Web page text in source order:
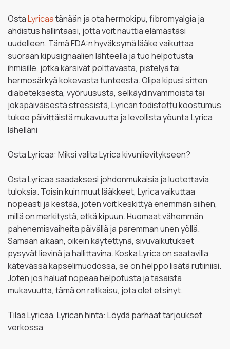
OstaLyricaatänään ja ota hermokipu, fibromyalgia ja
ahdistus hallintaasi, jotta voit nauttia elämästäsi
uudelleen. Tämä FDA:n hyväksymä lääke vaikuttaa
suoraan kipusignaalien lähteellä ja tuo helpotusta
ihmisille, jotka kärsivät polttavasta, pistelyä tai
hermosärkyä kokevasta tunteesta. Olipa kipusi sitten
diabeteksesta, vyöruususta, selkäydinvammoista tai
jokapäiväisestä stressistä, Lyrican todistettu koostumus
tukee päivittäistä mukavuutta ja levollista yöunta.Lyrica
lähelläni
Osta Lyricaa: Miksi valita Lyrica kivunlievitykseen?
Osta Lyricaa saadaksesi johdonmukaisia ​​ja luotettavia
tuloksia. Toisin kuin muut lääkkeet, Lyrica vaikuttaa
nopeasti ja kestää, joten voit keskittyä enemmän siihen,
millä on merkitystä, etkä kipuun. Huomaat vähemmän
pahenemisvaiheita päivällä ja paremman unen yöllä.
Samaan aikaan, oikein käytettynä, sivuvaikutukset
pysyvät lievinä ja hallittavina. Koska Lyrica on saatavilla
kätevässä kapselimuodossa, se on helppo lisätä rutiiniisi.
Joten jos haluat nopeaa helpotusta ja tasaista
mukavuutta, tämä on ratkaisu, jota olet etsinyt.
Tilaa Lyricaa, Lyrican hinta: Löydä parhaat tarjoukset
verkossa